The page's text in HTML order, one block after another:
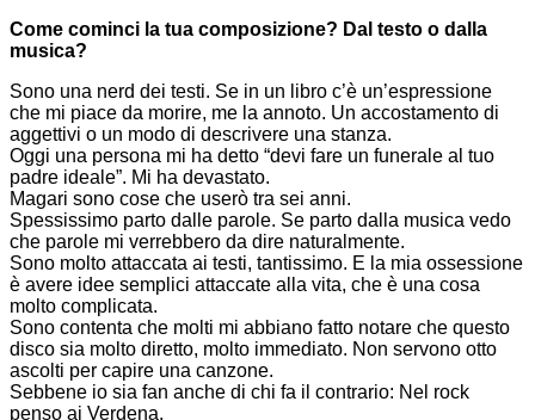
Come cominci la tua composizione? Dal testo o dalla
musica?
Sono una nerd dei testi. Se in un libro c’è un’espressione
che mi piace da morire, me la annoto. Un accostamento di
aggettivi o un modo di descrivere una stanza.
Oggi una persona mi ha detto “devi fare un funerale al tuo
padre ideale”. Mi ha devastato.
Magari sono cose che userò tra sei anni.
Spessissimo parto dalle parole. Se parto dalla musica vedo
che parole mi verrebbero da dire naturalmente.
Sono molto attaccata ai testi, tantissimo. E la mia ossessione
è avere idee semplici attaccate alla vita, che è una cosa
molto complicata.
Sono contenta che molti mi abbiano fatto notare che questo
disco sia molto diretto, molto immediato. Non servono otto
ascolti per capire una canzone.
Sebbene io sia fan anche di chi fa il contrario: Nel rock
penso ai Verdena.